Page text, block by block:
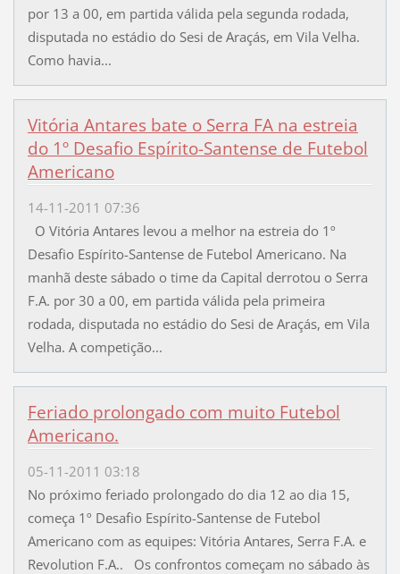
por 13 a 00, em partida válida pela segunda rodada,
disputada no estádio do Sesi de Araçás, em Vila Velha.
Como havia...
Vitória Antares bate o Serra FA na estreia
do 1º Desafio Espírito-Santense de Futebol
Americano
14-11-2011 07:36
O Vitória Antares levou a melhor na estreia do 1º
Desafio Espírito-Santense de Futebol Americano. Na
manhã deste sábado o time da Capital derrotou o Serra
F.A. por 30 a 00, em partida válida pela primeira
rodada, disputada no estádio do Sesi de Araçás, em Vila
Velha. A competição...
Feriado prolongado com muito Futebol
Americano.
05-11-2011 03:18
No próximo feriado prolongado do dia 12 ao dia 15,
começa 1º Desafio Espírito-Santense de Futebol
Americano com as equipes: Vitória Antares, Serra F.A. e
Revolution F.A.. Os confrontos começam no sábado às